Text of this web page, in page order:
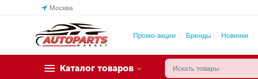
Москва
Промо-акции Бренды Новинки
Каталог товаров